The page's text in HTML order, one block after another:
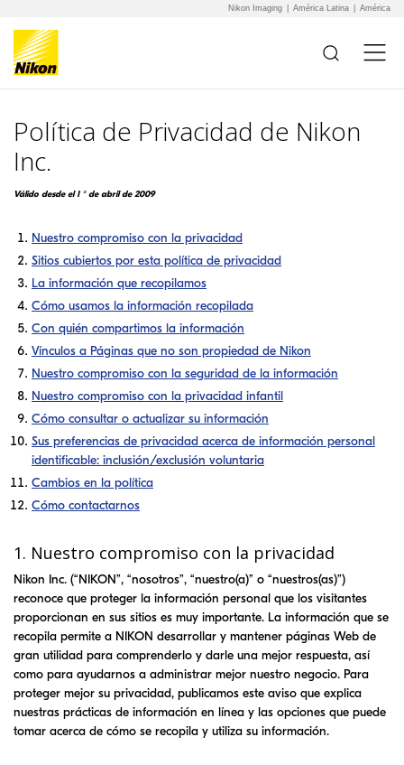
Nikon Imaging América Latina América
Política de Privacidad de Nikon
Inc.
Válido desde el 1 ° de abril de 2009
Nuestro compromiso con la privacidad
Sitios cubiertos por esta política de privacidad
La información que recopilamos
Cómo usamos la información recopilada
Con quién compartimos la información
Vínculos a Páginas que no son propiedad de Nikon
Nuestro compromiso con la seguridad de la información
Nuestro compromiso con la privacidad infantil
Cómo consultar o actualizar su información
Sus preferencias de privacidad acerca de información personal
identificable: inclusión/exclusión voluntaria
Cambios en la política
Cómo contactarnos
1. Nuestro compromiso con la privacidad
Nikon Inc. (“NIKON”, “nosotros”, “nuestro(a)” o “nuestros(as)”)
reconoce que proteger la información personal que los visitantes
proporcionan en sus sitios es muy importante. La información que se
recopila permite a NIKON desarrollar y mantener páginas Web de
gran utilidad para comprenderlo y darle una mejor respuesta, así
como para ayudarnos a administrar mejor nuestro negocio. Para
proteger mejor su privacidad, publicamos este aviso que explica
nuestras prácticas de información en línea y las opciones que puede
tomar acerca de cómo se recopila y utiliza su información.